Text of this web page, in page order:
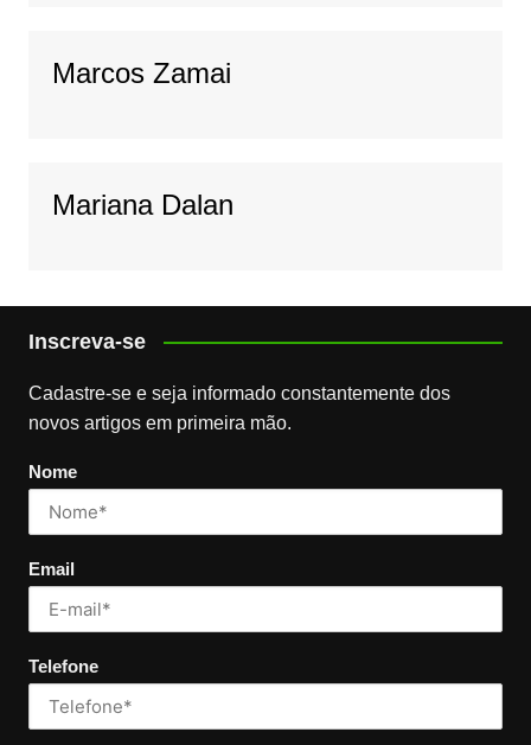
Marcos Zamai
Mariana Dalan
Inscreva-se
Cadastre-se e seja informado constantemente dos
novos artigos em primeira mão.
Nome
Email
Telefone